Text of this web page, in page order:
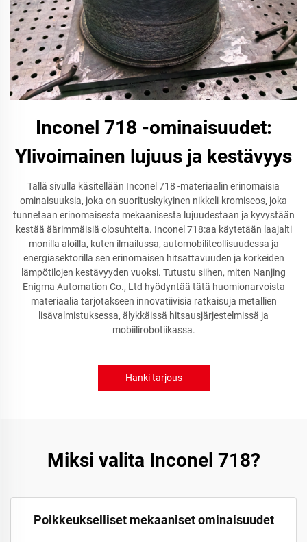
Inconel 718 -ominaisuudet:
Ylivoimainen lujuus ja kestävyys
Tällä sivulla käsitellään Inconel 718 -materiaalin erinomaisia
ominaisuuksia, joka on suorituskykyinen nikkeli-kromiseos, joka
tunnetaan erinomaisesta mekaanisesta lujuudestaan ja kyvystään
kestää äärimmäisiä olosuhteita. Inconel 718:aa käytetään laajalti
monilla aloilla, kuten ilmailussa, automobiliteollisuudessa ja
energiasektorilla sen erinomaisen hitsattavuuden ja korkeiden
lämpötilojen kestävyyden vuoksi. Tutustu siihen, miten Nanjing
Enigma Automation Co., Ltd hyödyntää tätä huomionarvoista
materiaalia tarjotakseen innovatiivisia ratkaisuja metallien
lisävalmistuksessa, älykkäissä hitsausjärjestelmissä ja
mobiilirobotiikassa.
Hanki tarjous
Miksi valita Inconel 718?
Poikkeukselliset mekaaniset ominaisuudet